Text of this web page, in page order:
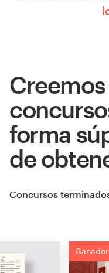
forma
de
Concursos
Ganador